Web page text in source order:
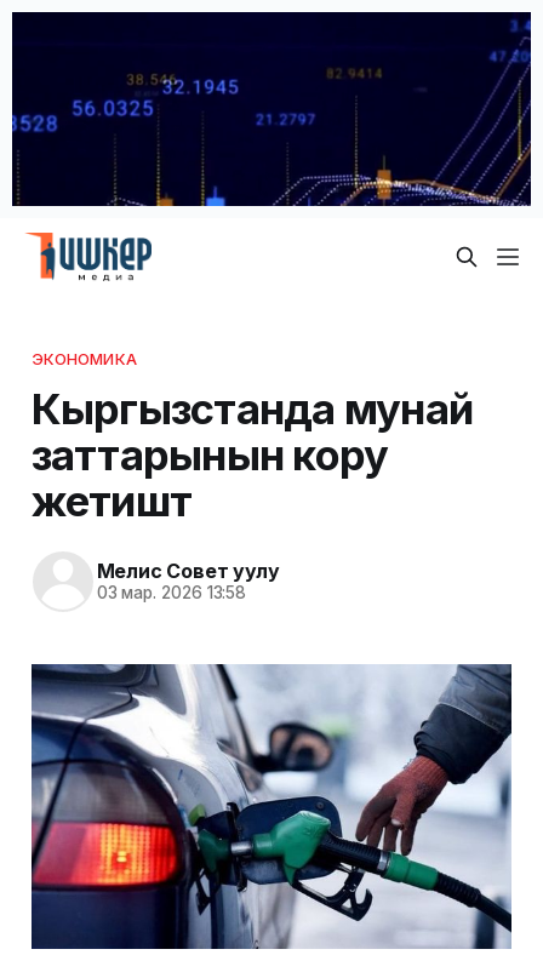
ЭКОНОМИКА
Кыргызстанда мунай
заттарынын кору
жетиштүү
Мелис Совет уулу
03 мар. 2026 13:58